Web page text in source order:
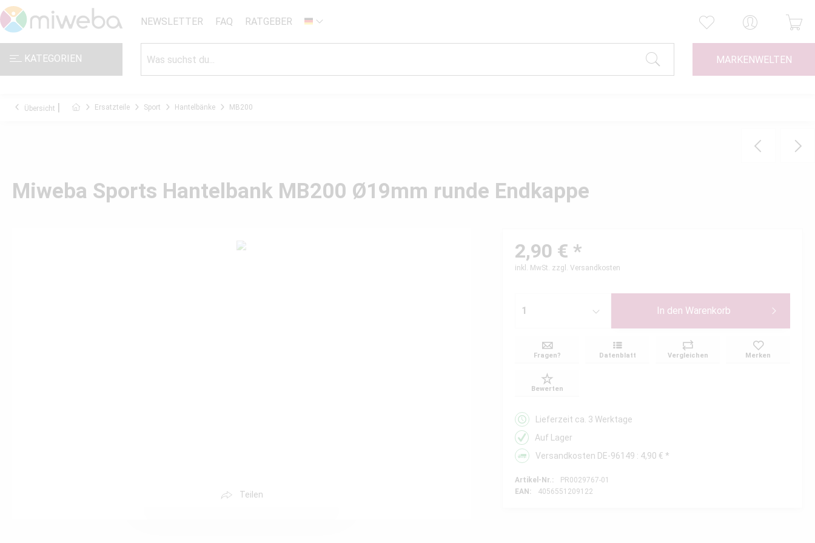
NEWSLETTER FAQ RATGEBER DE
KATEGORIEN MARKENWELTEN
Übersicht Ersatzteile Sport Hantelbänke MB200
Miweba Sports Hantelbank MB200 Ø19mm runde Endkappe
Teilen
2,90 € *
inkl. MwSt. zzgl. Versandkosten
In den Warenkorb
Fragen? Datenblatt Vergleichen Merken
Bewerten
Lieferzeit ca. 3 Werktage
Auf Lager
Versandkosten DE-96149 : 4,90 € *
Artikel-Nr.:
PR0029767-01
EAN:
4056551209122